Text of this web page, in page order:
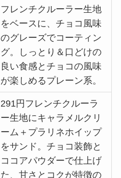
フレンチクルーラー生地
をベースに、チョコ風味
のグレーズでコーティン
グ。しっとり＆口どけの
良い食感とチョコの風味
が楽しめるプレーン系。
291円フレンチクルーラ
ー生地にキャラメルクリ
ーム＋プラリネホイップ
をサンド。チョコ装飾と
ココアパウダーで仕上げ
た、甘さとコクが特徴の